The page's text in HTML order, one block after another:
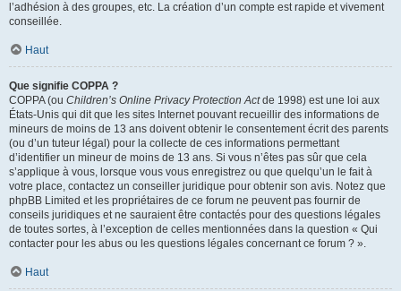
l’adhésion à des groupes, etc. La création d’un compte est rapide et vivement
conseillée.
Haut
Que signifie COPPA ?
COPPA (ou Children’s Online Privacy Protection Actde 1998) est une loi aux
États-Unis qui dit que les sites Internet pouvant recueillir des informations de
mineurs de moins de 13 ans doivent obtenir le consentement écrit des parents
(ou d’un tuteur légal) pour la collecte de ces informations permettant
d’identifier un mineur de moins de 13 ans. Si vous n’êtes pas sûr que cela
s’applique à vous, lorsque vous vous enregistrez ou que quelqu’un le fait à
votre place, contactez un conseiller juridique pour obtenir son avis. Notez que
phpBB Limited et les propriétaires de ce forum ne peuvent pas fournir de
conseils juridiques et ne sauraient être contactés pour des questions légales
de toutes sortes, à l’exception de celles mentionnées dans la question « Qui
contacter pour les abus ou les questions légales concernant ce forum ? ».
Haut